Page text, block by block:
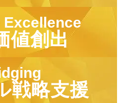
Excellence
値創出
戦略支援